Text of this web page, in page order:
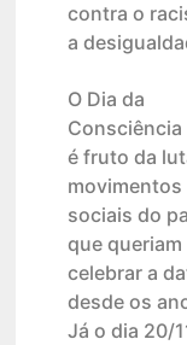
contra o
a
O Dia da
Consciência
é fruto da
movimentos
sociais do
que queriam
celebrar a
desde os
Já o dia 20/